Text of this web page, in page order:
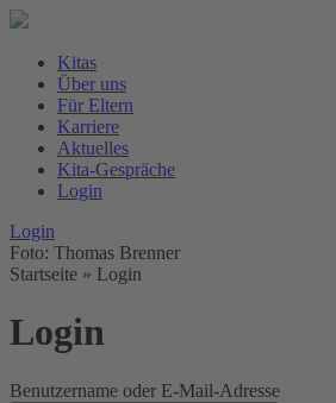
Kitas
Über uns
Für Eltern
Karriere
Aktuelles
Kita-Gespräche
Login
Login
Foto: Thomas Brenner
Startseite » Login
Login
Benutzername oder E-Mail-Adresse